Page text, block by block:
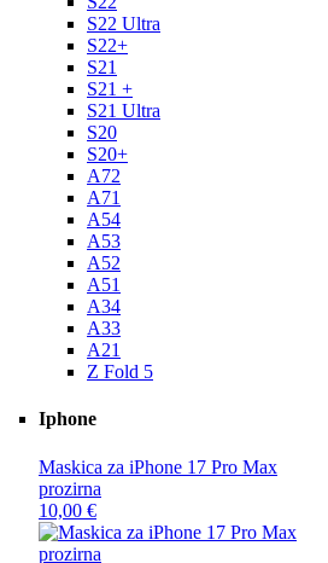
S22 Ultra
S22+
S21
S21 +
S21 Ultra
S20
S20+
A72
A71
A54
A53
A52
A51
A34
A33
A21
Z Fold 5
Iphone
Maskica za iPhone 17 Pro Max
prozirna
10,00 €